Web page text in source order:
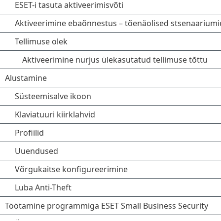
ESET-i tasuta aktiveerimisvõti
Aktiveerimine ebaõnnestus – tõenäolised
Tellimuse olek
Aktiveerimine nurjus ülekasutatud tellimuse tõttu
Alustamine
Süsteemisalve ikoon
Klaviatuuri kiirklahvid
Profiilid
Uuendused
Võrgukaitse konfigureerimine
Luba Anti-Theft
Töötamine programmiga ESET Small Business Security